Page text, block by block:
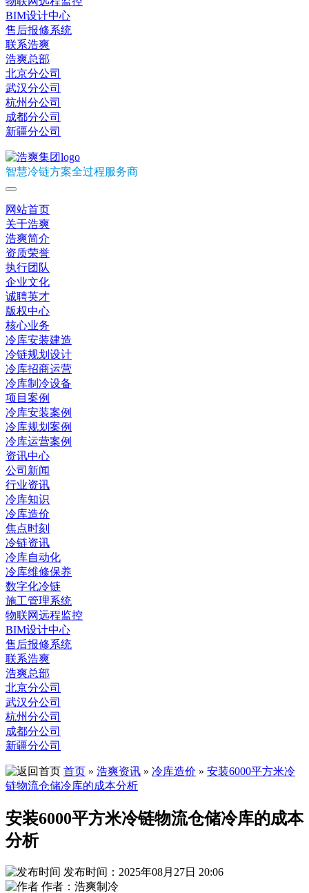
BIM设计中心
售后报修系统
联系浩爽
浩爽总部
北京分公司
武汉分公司
杭州分公司
成都分公司
新疆分公司
智慧冷链方案全过程服务商
网站首页
关于浩爽
浩爽简介
资质荣誉
执行团队
企业文化
诚聘英才
版权中心
核心业务
冷库安装建造
冷链规划设计
冷库招商运营
冷库制冷设备
项目案例
冷库安装案例
冷库规划案例
冷库运营案例
资讯中心
公司新闻
行业资讯
冷库知识
冷库造价
焦点时刻
冷链资讯
冷库自动化
冷库维修保养
数字化冷链
施工管理系统
物联网远程监控
BIM设计中心
售后报修系统
联系浩爽
浩爽总部
北京分公司
武汉分公司
杭州分公司
成都分公司
新疆分公司
首页 » 浩爽资讯 » 冷库造价 » 安装6000平方米冷
链物流仓储冷库的成本分析
安装6000平方米冷链物流仓储冷库的成本
分析
发布时间：2025年08月27日 20:06
作者：浩爽制冷